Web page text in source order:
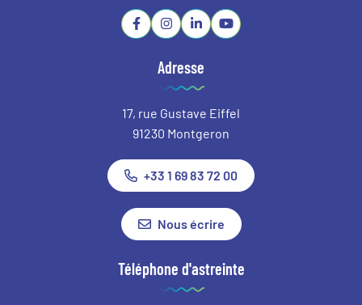
Lien vers le compte Facebook
Lien vers le compte Instagram
Lien vers le compte Linkedin
Lien vers la chaîne Youtube
Adresse
17, rue Gustave Eiffel
91230 Montgeron
+33 1 69 83 72 00
Nous écrire
Téléphone d'astreinte